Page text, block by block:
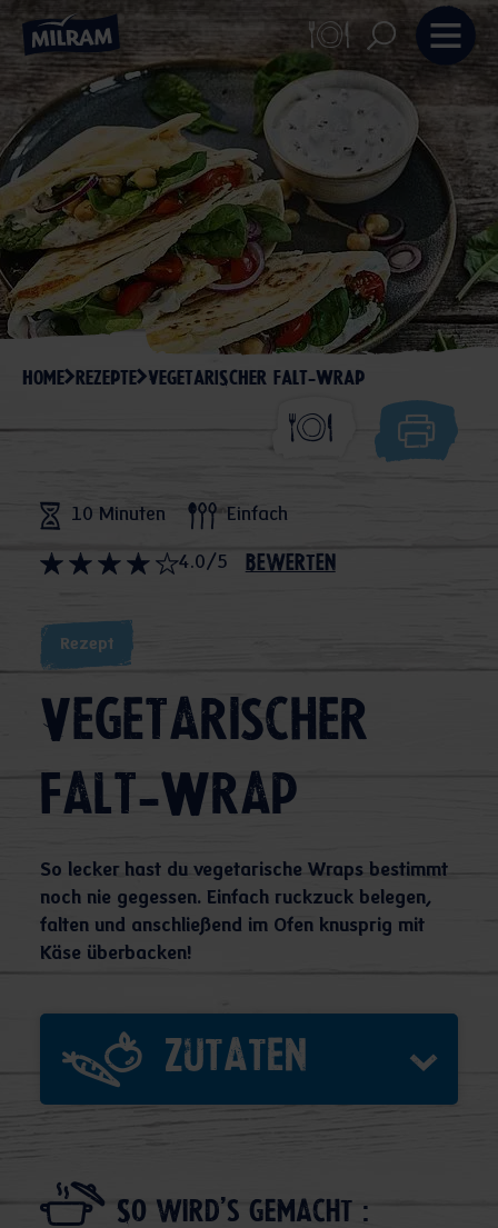
HOME REZEPTE VEGETARISCHER FALT-WRAP
10 Minuten Einfach
4.0/5 bewerten
Rezept
Vegetarischer
Falt-Wrap
So lecker hast du vegetarische Wraps bestimmt
noch nie gegessen. Einfach ruckzuck belegen,
falten und anschließend im Ofen knusprig mit
Käse überbacken!
Zutaten
So wird's gemacht :